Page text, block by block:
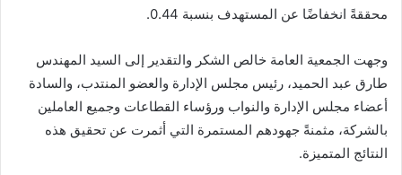
محققةً انخفاضًا عن المستهدف بنسبة 0.44.
​وجهت الجمعية العامة خالص الشكر والتقدير إلى السيد المهندس
طارق عبد الحميد، رئيس مجلس الإدارة والعضو المنتدب، والسادة
أعضاء مجلس الإدارة والنواب ورؤساء القطاعات وجميع العاملين
بالشركة، مثمنةً جهودهم المستمرة التي أثمرت عن تحقيق هذه
النتائج المتميزة.